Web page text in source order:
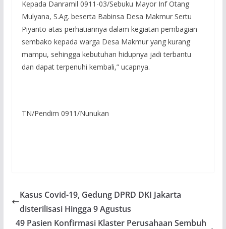
Kepada Danramil 0911-03/Sebuku Mayor Inf Otang
Mulyana, S.Ag. beserta Babinsa Desa Makmur Sertu
Piyanto atas perhatiannya dalam kegiatan pembagian
sembako kepada warga Desa Makmur yang kurang
mampu, sehingga kebutuhan hidupnya jadi terbantu
dan dapat terpenuhi kembali,” ucapnya.
TN/Pendim 0911/Nunukan
Kasus Covid-19, Gedung DPRD DKI Jakarta
disterilisasi Hingga 9 Agustus
49 Pasien Konfirmasi Klaster Perusahaan Sembuh